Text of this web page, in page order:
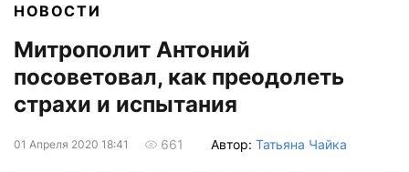
НОВОСТИ
Митрополит Антоний
посоветовал, как преодолеть
страхи и испытания
01 Апреля 2020 18:41 661 Автор: Татьяна Чайка